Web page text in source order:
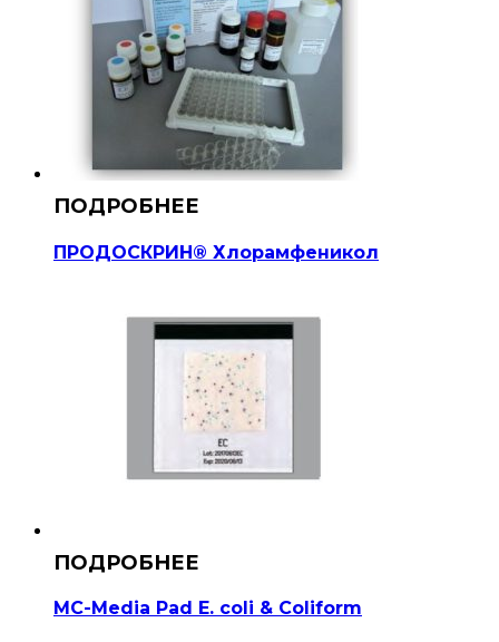
ПРОДОСКРИН® Хлорамфеникол
MC-Media Pad E. coli & Coliform